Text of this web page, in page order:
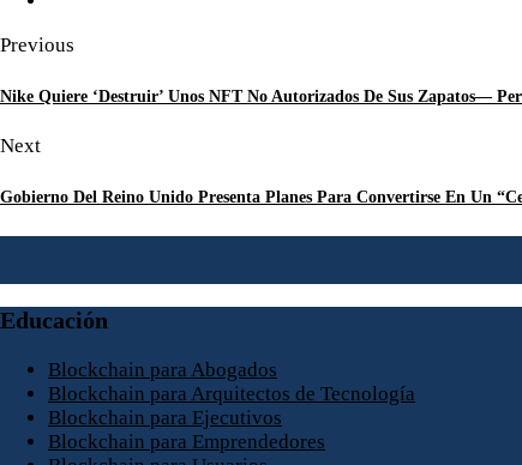
Previous
Nike Quiere ‘Destruir’ Unos NFT No Autorizados De Sus Zapatos—
Next
Gobierno Del Reino Unido Presenta Planes Para Convertirse En Un
Educación
Blockchain para Abogados
Blockchain para Arquitectos de Tecnología
Blockchain para Ejecutivos
Blockchain para Emprendedores